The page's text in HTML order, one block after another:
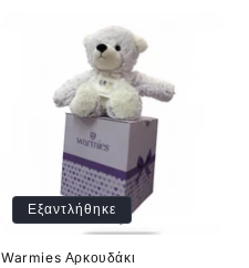
Εξαντλήθηκε
Warmies Αρκουδάκι